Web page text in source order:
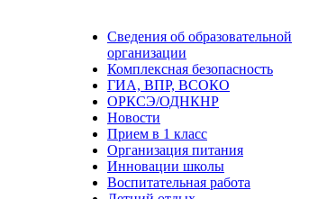
Сведения об образовательной
организации
Комплексная безопасность
ГИА, ВПР, ВСОКО
ОРКСЭ/ОДНКНР
Новости
Прием в 1 класс
Организация питания
Инновации школы
Воспитательная работа